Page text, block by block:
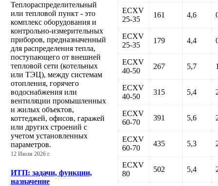
Теплораспределительный
или тепловой пункт - это
комплекс оборудования и
контрольно-измерительных
приборов, предназначенный
для распределения тепла,
поступающего от внешней
тепловой сети (котельных
или ТЭЦ), между системам
отопления, горячего
водоснабжения или
вентиляции промышленных
и жилых объектов,
коттеджей, офисов, гаражей
или других строений с
учетом установленных
параметров.
12 Июля 2026 г.
ИТП: задачи, функции,
назначение
ECXV
25-35
161 4,6
ECXV
25-35
179 4,4
ECXV
40-50
267 5,7
ECXV
40-50
315 5,4
ECXV
60-70
391 5,6
ECXV
60-70
435 5,3
ECXV
80
502 5,4